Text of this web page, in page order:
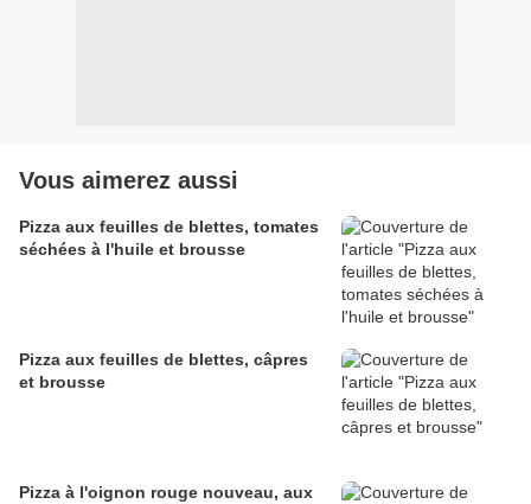
Vous aimerez aussi
Pizza aux feuilles de blettes, tomates
séchées à l'huile et brousse
Pizza aux feuilles de blettes, câpres
et brousse
Pizza à l'oignon rouge nouveau, aux